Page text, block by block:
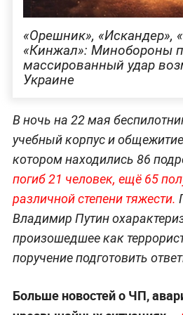
«Орешник», «Искандер»,
«Кинжал»: Минобороны
массированный удар
Украине
В ночь на 22 мая
учебный корпус и
котором находились 86
погиб 21 человек, ещё 65
различной степени тяжести.
Владимир Путин
произошедшее как
поручение подготовить
Больше новостей о ЧП,